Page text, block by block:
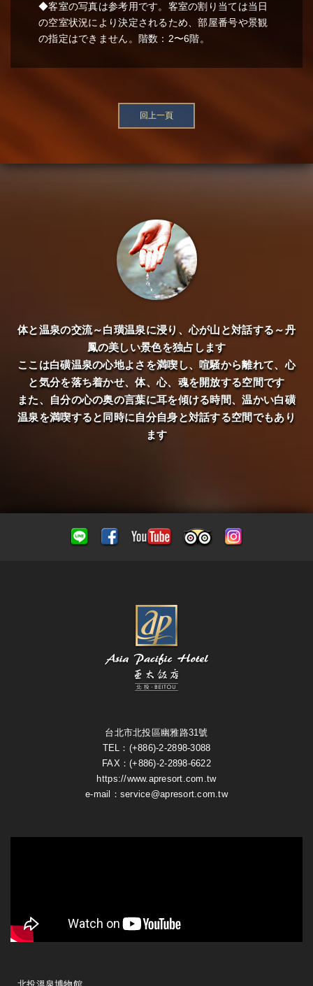
◆客室の写真は参考用です。客室の割り当ては当日
の空室状況により決定されるため、部屋番号や景観
の指定はできません。階数：2〜6階。
回上一頁
体と温泉の交流～白璜温泉に浸り、心が山と対話する～丹
鳳の美しい景色を独占します
ここは白磺温泉の心地よさを満喫し、喧騒から離れて、心
と気分を落ち着かせ、体、心、魂を開放する空間です
また、自分の心の奥の言葉に耳を傾ける時間、温かい白磺
温泉を満喫すると同時に自分自身と対話する空間でもあり
ます
台北市北投區幽雅路31號
TEL：(+886)-2-2898-3088
FAX：(+886)-2-2898-6622
https://www.apresort.com.tw
e-mail：service@apresort.com.tw